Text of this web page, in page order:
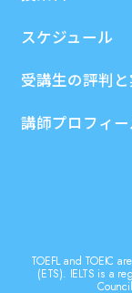
スケジュール
受講生の評判
講師プロフィ
TOEFL and TOEIC
(ETS). IELTS is a